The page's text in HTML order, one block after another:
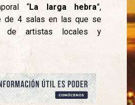
“La larga hebra”,
de 4 salas en las que se
de artistas locales y